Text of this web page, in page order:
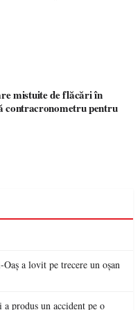
contracronometru pentru
a lovit pe trecere un oșan
produs un accident pe o